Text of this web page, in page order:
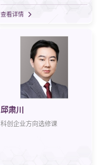
查看详情
邱肃川
科创企业方向选修课